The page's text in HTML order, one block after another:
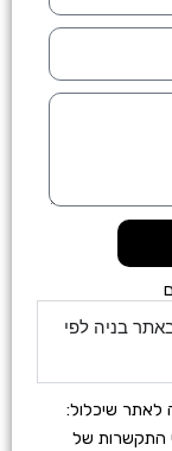
בניה לפי
שיכלול:
של